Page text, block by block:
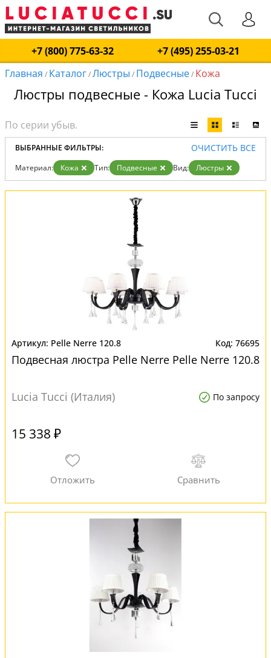
+7 (800) 775-63-32
+7 (495) 255-03-21
Главная / Каталог/Люстры / Подвесные/ Кожа
Люстры подвесные - Кожа Lucia Tucci
ВЫБРАННЫЕ ФИЛЬТРЫ: ОЧИСТИТЬ ВСЕ
Материал: Кожа Тип: Подвесные Вид: Люстры
Pelle Nerre 120.8 76695
Подвесная люстра Pelle Nerre Pelle Nerre 120.8
Lucia Tucci (Италия) По запросу
15 338 ₽